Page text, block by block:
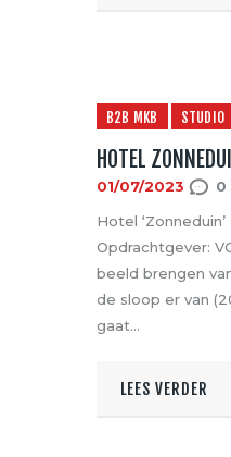
B2B MKB STUDIO
HOTEL
01/07/2023 0
Hotel
Opdrachtgever:
beeld brengen
de sloop er van
gaat…
LEES VERDER